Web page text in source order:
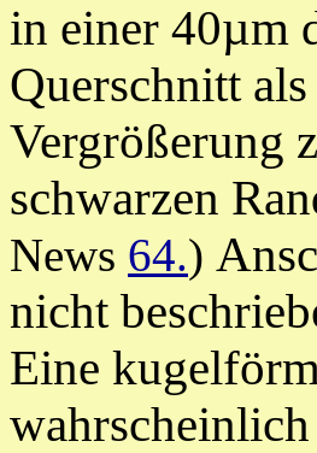
in einer 40µm
Querschnitt
Vergrößerung
schwarzen
News 64.)
nicht
Eine